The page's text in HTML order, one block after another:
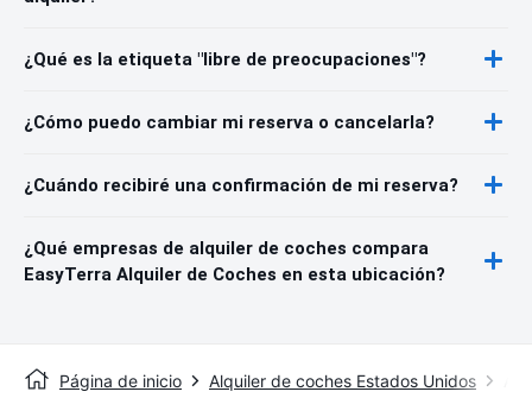
¿Qué es la etiqueta "libre de preocupaciones"?
¿Cómo puedo cambiar mi reserva o cancelarla?
¿Cuándo recibiré una confirmación de mi reserva?
¿Qué empresas de alquiler de coches compara
EasyTerra Alquiler de Coches en esta ubicación?
Página de inicio Alquiler de coches Estados Unidos